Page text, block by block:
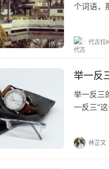
个词语，
代古拉K
举一反
举一反三
一反三”
林芷文